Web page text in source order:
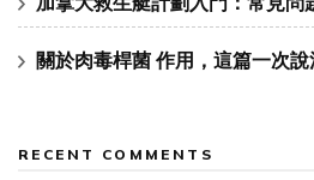
關於肉毒桿菌 作用，這篇一次說
RECENT COMMENTS